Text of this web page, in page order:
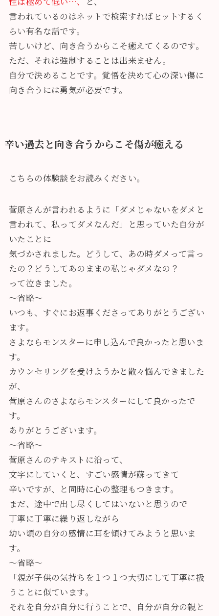
言われているのはネットで検索すればヒットするく
らい有名な話です。
苦しいけど、向き合うからこそ癒えてくるのです。
ただ、それは強制することは出来ません。
自分で決めることです。覚悟を決めて心の深い傷に
向き合うには勇気が必要です。
辛い過去と向き合うからこそ傷が癒える
こちらの体験談をお読みください。
菅原さんが言われるように「ダメじゃないをダメと
言われて、私ってダメなんだ」と思っていた自分が
いたことに
気づかされました。どうして、あの時ダメって言っ
たの？どうしてあのままの私じゃダメなの？
って泣きました。
～省略～
いつも、すぐにお返事くださってありがとうござい
ます。
さよならモンスターに申し込んで良かったと思いま
す。
カウンセリングを受けようかと散々悩んできました
が、
菅原さんのさよならモンスターにして良かったで
す。
ありがとうございます。
～省略～
菅原さんのテキストに沿って、
文字にしていくと、すごい感情が蘇ってきて
辛いですが、と同時に心の整理もつきます。
まだ、途中で出し尽くしてはいないと思うので
丁寧に丁寧に繰り返しながら
幼い頃の自分の感情に耳を傾けてみようと思いま
す。
～省略～
「親が子供の気持ちを１つ１つ大切にして丁寧に扱
うことに似ています。
それを自分が自分に行うことで、自分が自分の親と